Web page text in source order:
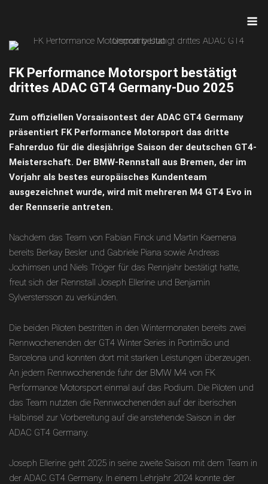
FK Performance Motorsport bestätigt
drittes ADAC GT4 Germany-Duo 2025
Zum offiziellen Vorsaisontest der ADAC GT4 Germany
präsentiert FK Performance Motorsport das dritte
Fahrerduo für die diesjährige Saison der deutschen GT4-
Meisterschaft. Der BMW-Rennstall aus Bremen, der im
Vorjahr als bestes europäisches Kundenteam
ausgezeichnet wurde, wird mit mehreren M4 GT4 Evo in
der Rennserie antreten.
Nachdem das Team von Fabian Finck und Martin Kaemena
bereits Berkay Besler und Gabriele Piana sowie Andreas
Jochimsen und Niels Tröger für das Rennjahr bestätigt hatte,
freut sich der Rennstall Joseph Ellerine und Benjamin
Sylverstersson zu verkünden.
Die beiden Piloten bestritten in den Wintermonaten bereits zwei
Rennwochenenden der GT4 Winter Series in Portimão und
Barcelona und konnten dort mit starken Leistungen überzeugen.
An jedem Rennwochenende fuhr der BMW M4 von FK
Performance Motorsport einmal auf das Podium. Die Piloten und
das Team nutzten die Rennwochenenden auf der iberischen
Halbinsel zur Vorbereitung auf die anstehende Saison in der
ADAC GT4 Germany.
Joseph Ellerine geht 2025 in seine zweite Saison mit dem Team in
der ADAC GT4 Germany. In einem Lehrjahr 2024 konnte der